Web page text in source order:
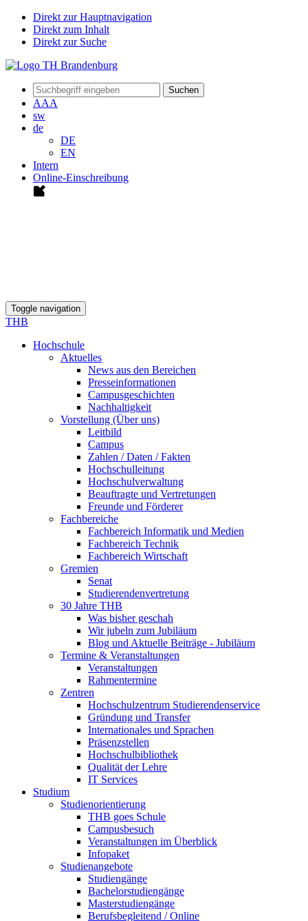
Direkt zur Hauptnavigation
Direkt zum Inhalt
Direkt zur Suche
Suchen
AAA
sw
de
DE
EN
Intern
Online-Einschreibung
Toggle navigation
THB
Hochschule
Aktuelles
News aus den Bereichen
Presseinformationen
Campusgeschichten
Nachhaltigkeit
Vorstellung (Über uns)
Leitbild
Campus
Zahlen / Daten / Fakten
Hochschulleitung
Hochschulverwaltung
Beauftragte und Vertretungen
Freunde und Förderer
Fachbereiche
Fachbereich Informatik und Medien
Fachbereich Technik
Fachbereich Wirtschaft
Gremien
Senat
Studierendenvertretung
30 Jahre THB
Was bisher geschah
Wir jubeln zum Jubiläum
Blog und Aktuelle Beiträge - Jubiläum
Termine & Veranstaltungen
Veranstaltungen
Rahmentermine
Zentren
Hochschulzentrum Studierendenservice
Gründung und Transfer
Internationales und Sprachen
Präsenzstellen
Hochschulbibliothek
Qualität der Lehre
IT Services
Studium
Studienorientierung
THB goes Schule
Campusbesuch
Veranstaltungen im Überblick
Infopaket
Studienangebote
Studiengänge
Bachelorstudiengänge
Masterstudiengänge
Berufsbegleitend / Online